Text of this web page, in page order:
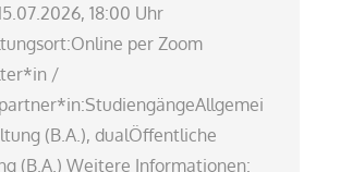
18:00 Uhr
per Zoom
/
(B.A.), dualÖffentliche
(B.A.) Weitere Informationen: